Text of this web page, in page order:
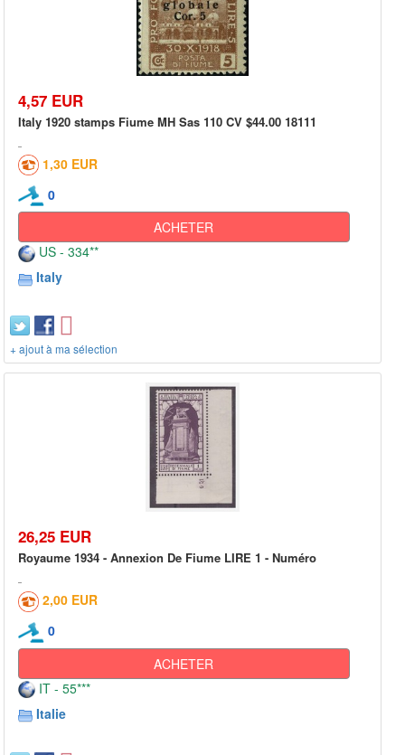
4,57 EUR
Italy 1920 stamps Fiume MH Sas 110 CV $44.00 18111
1,30 EUR
0
ACHETER
US - 334**
Italy
+ ajout à ma sélection
26,25 EUR
Royaume 1934 - Annexion De Fiume LIRE 1 - Numéro
2,00 EUR
0
ACHETER
IT - 55***
Italie